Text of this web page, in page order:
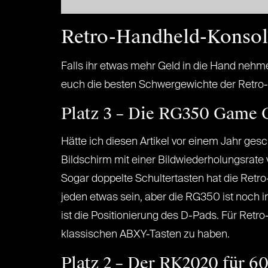
Retro-Handheld-
Falls ihr etwas mehr Geld in die Hand
euch die besten Schwergewichte der
Platz 3 – Die RG350
Hätte ich diesen Artikel vor einem Jahr
Bildschirm mit einer Bildwiederholungsrate
Sogar doppelte Schultertasten hat die
jeden etwas sein, aber die RG350 ist noch
ist die Positionierung des D-Pads. Für
klassischen ABXY-Tasten zu haben.
Platz 2 – Der RK2020 für